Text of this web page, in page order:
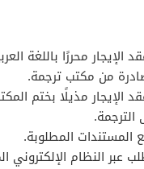
الإيجار محررًا باللغة
من مكتب ترجمة.
الإيجار مذيلًا بختم
الترجمة.
المستندات المطلوبة.
عبر النظام